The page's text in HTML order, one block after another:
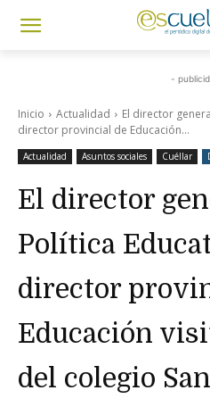
-
Inicio Actualidad
El director
director provincial de Educación...
Actualidad Asuntos sociales Cuéllar
El director
Política
director
Educación
del colegio